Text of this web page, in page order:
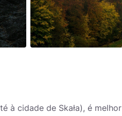
à cidade de Skała), é melhor